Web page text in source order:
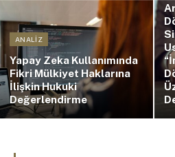
ANALIZ
Yapay Zeka Kullanımında
Fikri Mülkiyet Haklarına
İlişkin Hukuki
Değerlendirme